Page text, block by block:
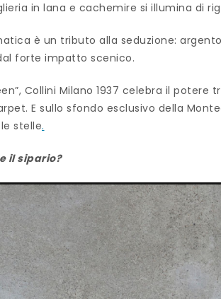
in lana e cachemire si illumina di
è un tributo alla seduzione:
forte impatto scenico.
Collini Milano 1937 celebra il
E sullo sfondo esclusivo della
stelle.
il sipario?